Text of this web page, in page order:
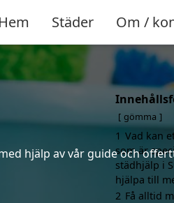
Hem Städer Om /
hjälp av vår guide och
gömma
1 Vad kan
som är
städhjälp i
hjälpa till
2 Få alltid